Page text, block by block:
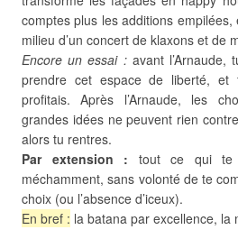
comptes plus les additions
milieu d’un concert de klaxons et de
Encore un essai :avant l’Arnaude,
prendre cet espace de liberté,
profitais. Après l’Arnaude, les
grandes idées ne peuvent rien
alors tu rentres.
Par extension : tout ce qui te
méchamment, sans volonté de te
choix (ou l’absence d’iceux).
En bref : la batana par excellence, la